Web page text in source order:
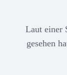
Laut einer
gesehen